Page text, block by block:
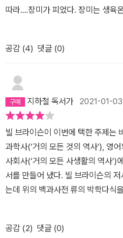
담하는 영역은 따로 없으므로, 가
란 거의 불가능하다
과학전공을 한 이가 쓴 책이라면, 크
는 상식들이라고 할까? 알쓸신잡
볼까? 목젖. 입을 크게 벌리면 천정
울을 통해 지금까지 보면서 그것이
찾아볼생각도 안 해 봤던 것 같구나.
야.. 목젖이없으면 아마 말을 못할
고 있었어. 그런데, 있잖니… 그 목젖
다고 하는구나. 그 목젖을 잃어도
할도 없이 입 천장에나 보란 듯 오
서 달려 있었다니… 믿기지가 않
장 커다란 입구, 지나면 더 이상돌
에 떡하니 자리한다는 점을 생각하
니라, 이 세상을 살아가는 한 사람으
적절한 수준까지 다루면서, 우리 몸
해할만한 소재를 놓치지 않고 빠짐
니다. 넓지만 깊지는 않은.그렇다고
닙니다. 저널리스트답게 논란이 되
가지는 않습니다. 과잉 진료나 통계
묵은 여러 논란들을 일반 독자의 수
야기들을 편항되었다, 이면을 보지
정리할 수 있을지도 모르겠습니다.
이야기들을 필요로 하는 독자를 위
들이라고 해서 더 넓게 통찰하는 것
는 말 자체가, 자신의 분야만을 그
가지고 있다는 의미도 될테니까요.
몸 전체의 겉과 속을 모두 다루려고
따라....장미가 피었다. 장미는 생육
피었다 도도하게 사라지는 좀 값비
의외로 흔한 꽃이었구나.화려하고
니.약간의 아이러니...장미를 보며
는구나.장미는 참 노력하는구나...내
깔을 알아보고, 각각이 내미는 향기
~ 인간보다 더, 인간보다 더...더더..
다고 말할 수 있는 것은 10프로도
의 기능도 사실은 거의 알려진 게
에 대해서 알면 알수록, 우리가 우
게 너무 적다는 사실을 발견하는 것
닌, 혹은 우리자신이 아닌, 우리밖
때, 아는 것은 또 얼마나 적을까...심
공감 (4) 댓글 (0)
지하철 독서가 2021-01-03
빌 브라이슨이 이번에 택한 주제는
과학사(‘거의 모든 것의 역사’), 영
사회사(‘거의 모든 사생활의 역사’)
서를 만들어 냈다. 빌 브라이슨의
는데 위의 백과사전 류의 박학다식
종류의 책 모두 대단히 재미있고 또
술술 읽을 수 있다는 건 이 두꺼운
공감 (2) 댓글 (0)